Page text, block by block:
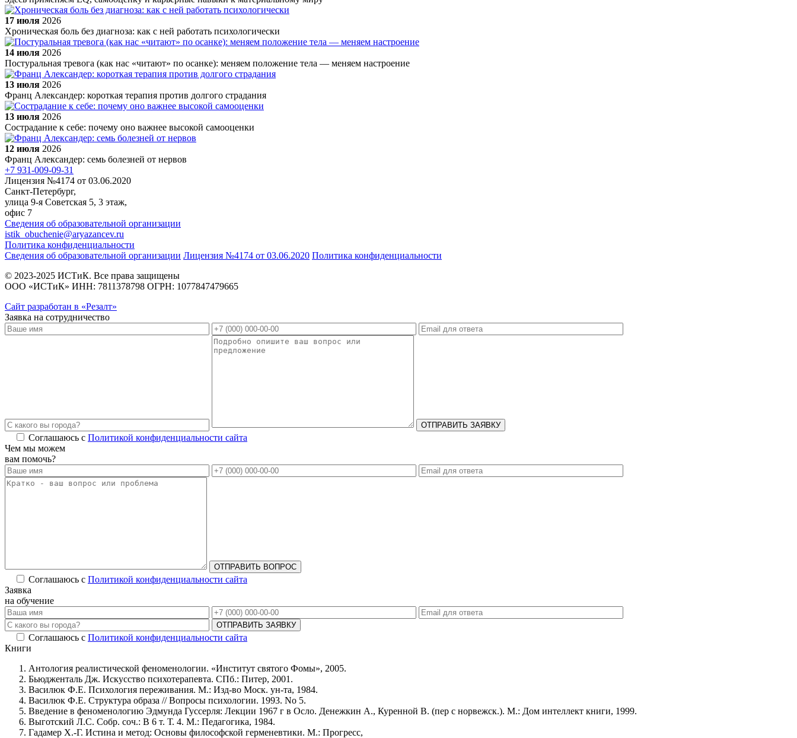
17 июля 2026
Хроническая боль без диагноза: как с ней работать психологически
14 июля 2026
Постуральная тревога (как нас «читают» по осанке): меняем положение тела — меняем настроение
13 июля 2026
Франц Александер: короткая терапия против долгого страдания
13 июля 2026
Сострадание к себе: почему оно важнее высокой самооценки
12 июля 2026
Франц Александер: семь болезней от нервов
+7 931-009-09-31
Лицензия №4174 от 03.06.2020
Санкт-Петербург,
улица 9-я Советская 5​, 3 этаж,
офис 7
Сведения об образовательной организации
istik_obuchenie@aryazancev.ru
Политика конфиденциальности
Сведения об образовательной организации Лицензия №4174 от 03.06.2020 Политика конфиденциальности
© 2023-2025 ИСТиК. Все права защищены
ООО «ИСТиК» ИНН: 7811378798 ОГРН: 1077847479665
Сайт разработан в «Резалт»
Заявка на сотрудничество
ОТПРАВИТЬ ЗАЯВКУ
Соглашаюсь с Политикой конфиденциальности сайта
Alternative:
Чем мы можем
вам помочь?
ОТПРАВИТЬ ВОПРОС
Соглашаюсь с Политикой конфиденциальности сайта
Alternative:
Заявка
на обучение
ОТПРАВИТЬ ЗАЯВКУ
Соглашаюсь с Политикой конфиденциальности сайта
Alternative:
Книги
Антология реалистической феноменологии. «Институт святого Фомы», 2005.
Бьюдженталь Дж. Искусство психотерапевта. СПб.: Питер, 2001.
Василюк Ф.Е. Психология переживания. М.: Изд-во Моск. ун-та, 1984.
Василюк Ф.Е. Структура образа // Вопросы психологии. 1993. No 5.
Введение в феноменологию Эдмунда Гуссерля: Лекции 1967 г в Осло. Денежкин А., Куренной В. (пер с норвежск.). М.: Дом интеллект книги, 1999.
Выготский Л.С. Собр. соч.: В 6 т. Т. 4. М.: Педагогика, 1984.
Гадамер Х.-Г. Истина и метод: Основы философской герменевтики. М.: Прогресс,